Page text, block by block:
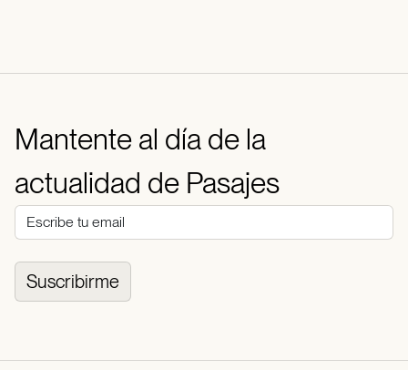
Mantente al día de la
actualidad de Pasajes
Suscribirme